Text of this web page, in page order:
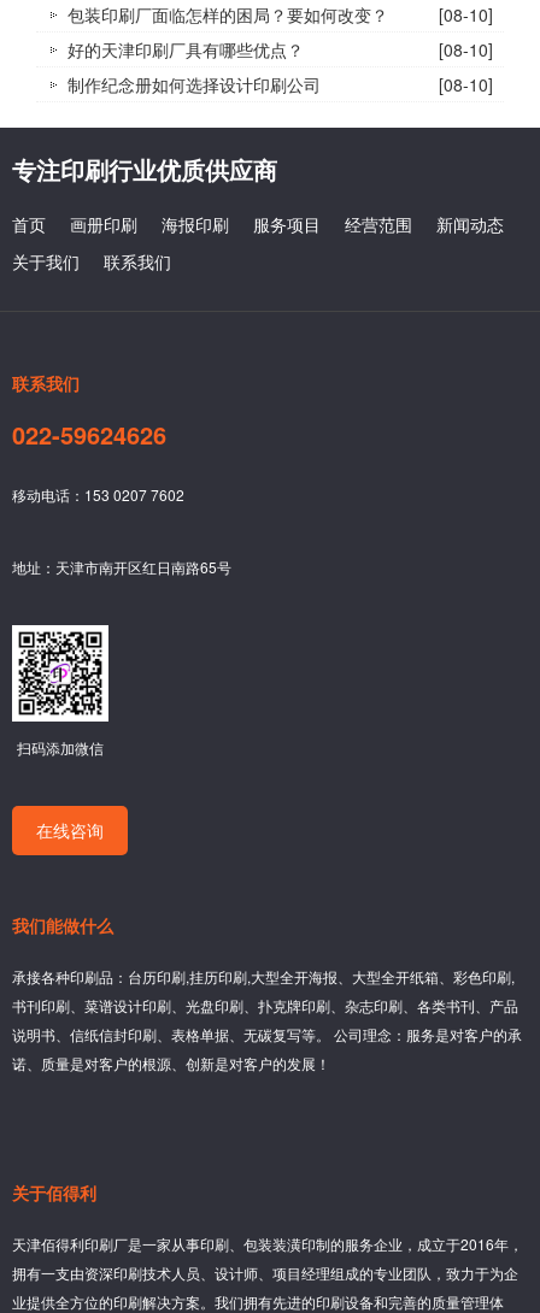
包装印刷厂面临怎样的困局？要如何改变？
[08-10]
好的天津印刷厂具有哪些优点？
[08-10]
制作纪念册如何选择设计印刷公司
[08-10]
专注印刷行业优质供应商
首页 画册印刷 海报印刷 服务项目 经营范围
新闻动态
关于我们
联系我们
联系我们
022-59624626
移动电话：153 0207 7602
地址：天津市南开区红日南路65号
扫码添加微信
在线咨询
我们能做什么
承接各种印刷品：台历印刷,挂历印刷,大型全开海报、大型全开纸箱、彩色印刷,
书刊印刷、菜谱设计印刷、光盘印刷、扑克牌印刷、杂志印刷、各类书刊、产品
说明书、信纸信封印刷、表格单据、无碳复写等。 公司理念：服务是对客户的承
诺、质量是对客户的根源、创新是对客户的发展！
关于佰得利
天津佰得利印刷厂是一家从事印刷、包装装潢印制的服务企业，成立于2016年，
拥有一支由资深印刷技术人员、设计师、项目经理组成的专业团队，致力于为企
业提供全方位的印刷解决方案。我们拥有先进的印刷设备和完善的质量管理体